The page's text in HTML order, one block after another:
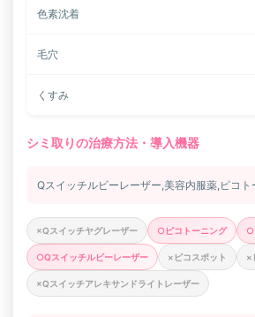
色素沈着
毛穴
くすみ
シミ取りの治療方法・導入機器
Qスイッチルビーレーザー,美容内服薬,ピコト
×Qスイッチヤグレーザー ○ピコトーニング ○
○Qスイッチルビーレーザー ×ピコスポット ×
×Qスイッチアレキサンドライトレーザー